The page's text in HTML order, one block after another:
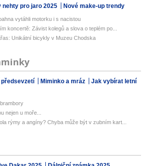
nehty pro jaro 2025 Nové make-up trendy
vytáhli motorku i s nacistou
koncertě: Závist kolegů a slova o teplém po...
Unikátní bicykly v Muzeu Chodska
Miminko a mráz
Jak vybírat letní
nejen u moře...
rýmy a angíny? Chyba může být v zubním kart...